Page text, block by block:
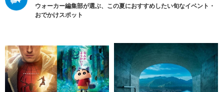
ウォーカー編集部が選ぶ、この夏におすすめしたい旬なイベント・
おでかけスポット